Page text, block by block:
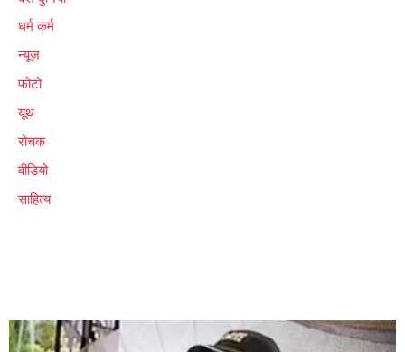
धर्म कर्म
न्यूज़
फोटो
यूथ
रोचक
वीडियो
साहित्य